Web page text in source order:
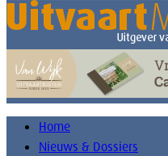
Home
Nieuws & Dossiers